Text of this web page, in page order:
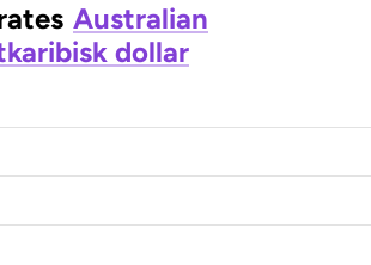
Australian
dollar